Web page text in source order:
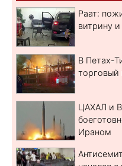
Раат:
витрину
В Петах-
торговый
ЦАХАЛ и
Ираном